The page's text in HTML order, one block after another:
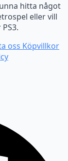
hitta något
eller vill
oss Köpvillkor